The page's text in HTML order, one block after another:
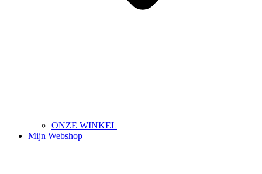
ONZE WINKEL
Mijn Webshop